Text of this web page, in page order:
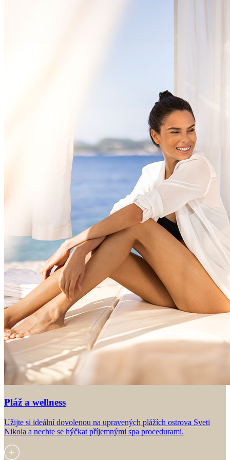
Pláž a wellness
Užijte si ideální dovolenou na upravených plážích ostrova Sveti
Nikola a nechte se hýčkat příjemnými spa procedurami.